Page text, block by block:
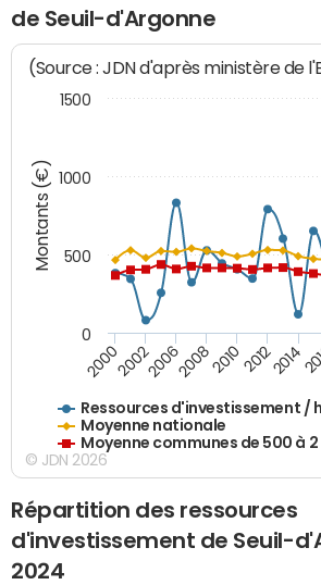
de Seuil-d'Argonne
Montants (€)
(Source : JDN d'après ministère de
Ressources d'investissement /
Moyenne nationale
Moyenne communes de 500 à
2000200220062008201020122014
0
500
1000
1500
© JDN 2026
Répartition des ressources
d'investissement de Seuil-
2024